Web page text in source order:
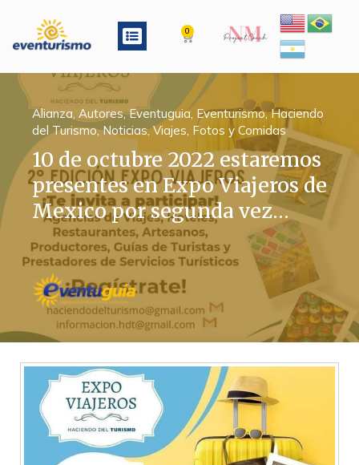
contenido
Menu 0 Cart
Alianza, Autores,Eventuguia, Eventurismo,Haciendo
del Turismo,Noticias,Viajes, Fotos y Comidas
10 de octubre 2022 estaremos
presentes en Expo Viajeros de
Mexico por segunda vez…